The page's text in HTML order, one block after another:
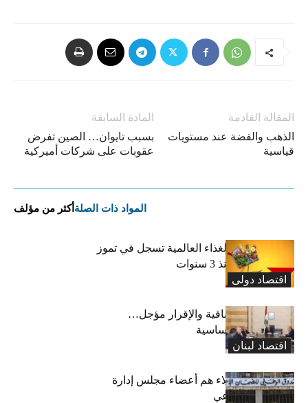
المادة السابقة
بسبب تايوان… الصين تفرض
عقوبات على شركات أميركية
المقالة القادمة
الذهب والفضة عند مستويات
قياسية
المواد ذات الصلة أكثر من مؤلف
اقتصاد دولی
“الفاو”: أسعار الغذاء العالمية تسجل في تموز
أعلى مستوى منذ 3 سنوات
اقتصاد لبنان
رسوم النفايات باقية والإقرار مؤجل…
واستثناء لمواد أساسية
بعد 19 عاماً: هؤلاء هم أعضاء مجلس إدارة
الضمان الاجتماعي